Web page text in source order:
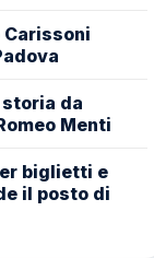
storia da
Menti
biglietti e
il posto di